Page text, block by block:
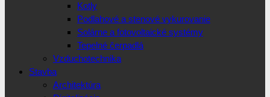
Kotly
Podlahové a stenové vykurovanie
Solárne a fotovoltaické systémy
Tepelné čerpadlá
Vzduchotechnika
Stavba
Architektúra